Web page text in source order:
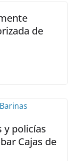
de
y policías
Cajas de